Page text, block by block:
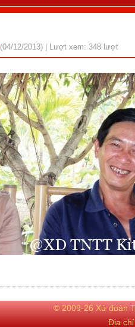
(04/12/2013) | Lượt xem: 348 lượt
© 2009-26 Xứ đoàn
Địa